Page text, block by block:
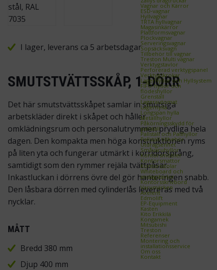
Vagnar och Kärror
ESD‑vagnar
Hyllvagnar
TRTA hyllvagnar
Magasinkärror
Plattformsvagnar
Plockvagnar
Serveringsvagnar
Sopsäcksvagn
Tillbehör till vagnar
Treston Multi vagnar
Verktygstavlor
Perforerad verktygspanel
Verktygskrokar
Lagerhyllor och Hyllsystem
FIFO‑hyllor och
flödeshyllor
Grenställ
Lagerautomat
Lagerhylla
Longspan hylla
Metallhyllor
Påkörningsskydd för
pallställ
Pallställ och Pallhyllor
Pallställ tillbehör
Utdragsenhet
Småvaruhyllor
Kontorsmöbler
Kontorsmattor
Kontorsstolar
Whiteboard och
anslagstavlor
Kontorsskrivbord
Varumärken
Axelent
Edmolift
EP-Equipment
Kasten
Kito Erikkilä
Kongamek
Mitsubishi
Treston
Referenser
Montering och
installationsservice
Om oss
Kontakt
I lager, leverans ca 5 arbetsdagar
SMUTSTVÄTTSSKÅP, 1‑DÖRR
Det här smutstvättsskåpet samlar in smutsiga
arbetskläder direkt i skåpet och håller
omklädningsrum och personalutrymmen prydliga hela
dagen. Den kompakta men höga konstruktionen ryms
på liten yta och fungerar utmärkt i korridorsprång,
samtidigt som den rymmer rejäla tvättpåsar.
Inkastluckan i dörrens övre del gör hanteringen snabb.
Den låsbara dörren med cylinderlås levereras med två
nycklar.
MÅTT
Bredd 380 mm
Djup 400 mm